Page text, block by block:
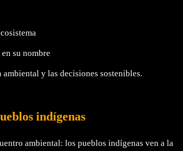
su nombre
y las decisiones sostenibles.
indígenas
ambiental: los pueblos indígenas ven a la